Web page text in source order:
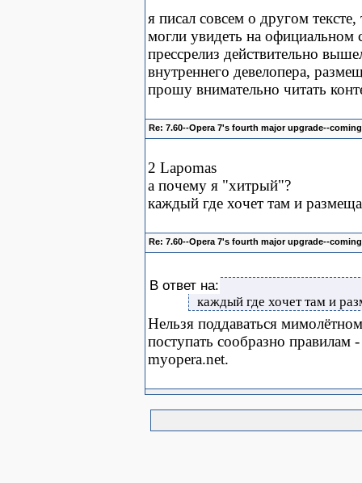
я писал совсем о другом
могли увидеть на официальном
прессрелиз действительно
внутреннего девелопера,
прошу внимательно читать
Re: 7.60--Opera 7's fourth major upgrade--
2 Lapomas
а почему я "хитрый"?
каждый где хочет там и
Re: 7.60--Opera 7's fourth major upgrade--
В ответ на:
каждый где хочет там и
Нельзя поддаваться
поступать сообразно правилам
myopera.net.